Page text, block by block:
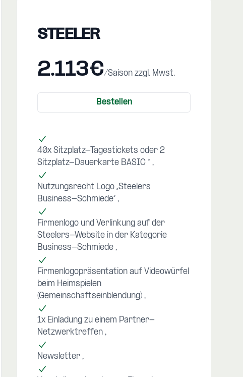
STEELER
2.113€/Saison zzgl. Mwst.
Bestellen
40x Sitzplatz-Tagestickets oder 2
Sitzplatz-Dauerkarte BASIC *
Nutzungsrecht Logo „Steelers
Business-Schmiede“
Firmenlogo und Verlinkung auf der
Steelers-Website in der Kategorie
Business-Schmiede
Firmenlogopräsentation auf Videowürfel
beim Heimspielen
(Gemeinschaftseinblendung)
1x Einladung zu einem Partner-
Netzwerktreffen
Newsletter